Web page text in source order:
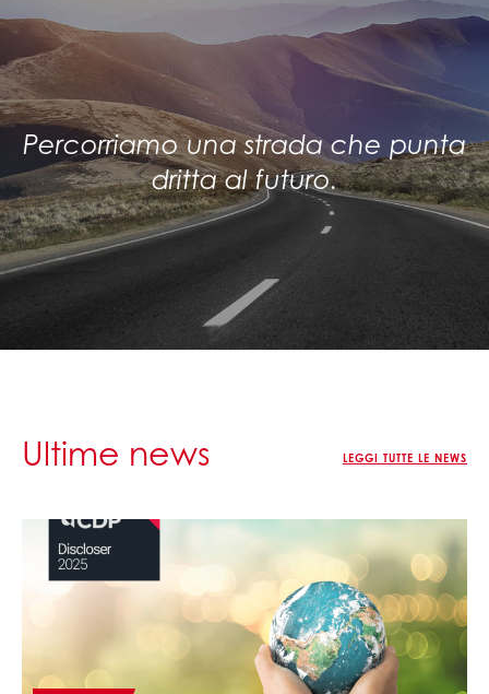
Percorriamo una strada che punta
dritta al futuro.
Ultime news LEGGI TUTTE LE NEWS